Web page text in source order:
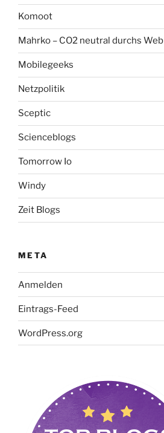
Komoot
Mahrko – CO2 neutral durchs Web
Mobilegeeks
Netzpolitik
Sceptic
Scienceblogs
Tomorrow Io
Windy
Zeit Blogs
META
Anmelden
Eintrags-Feed
WordPress.org